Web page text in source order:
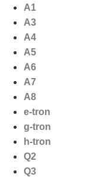
naar
inhoud
A1
A3
A4
A5
A6
A7
A8
e-tron
g-tron
h-tron
Q2
Q3